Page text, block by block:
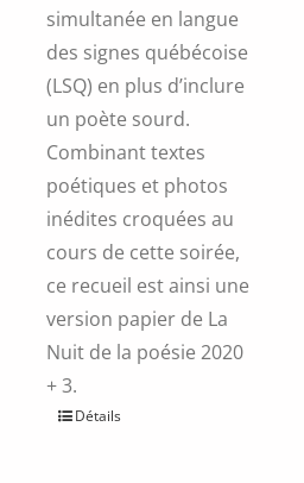
simultanée en langue
des signes québécoise
(LSQ) en plus d’inclure
un poète sourd.
Combinant textes
poétiques et photos
inédites croquées au
cours de cette soirée,
ce recueil est ainsi une
version papier de La
Nuit de la poésie 2020
+ 3.
CeDétails